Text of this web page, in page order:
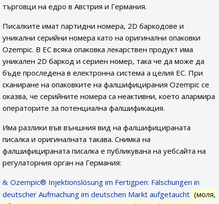
търговци на едро в Австрия и Германия.
Писалките имат партидни номера, 2D баркодове и
уникални серийни номера като на оригинални опаковки
Ozempic. В ЕС всяка опаковка лекарствен продукт има
уникален 2D баркод и сериен номер, така че да може да
бъде проследена в електронна система а целия ЕС. При
сканиране на опаковките на фалшифицирания Ozempic се
оказва, че серийните номера са неактивни, което алармира
операторите за потенциална фалшификация.
Има разлики във външния вид на фалшифицираната
писалка и оригиналната такава. Снимка на
фалшифицираната писалка е публикувана на уебсайта на
регулаторния орган на Германия:
Ozempic® Injektionslösung im Fertigpen: Fälschungen in
deutscher Aufmachung im deutschen Markt aufgetaucht (моля,